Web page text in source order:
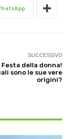
SUCCESSIVO
Festa della donna!
sono le sue vere
origini?